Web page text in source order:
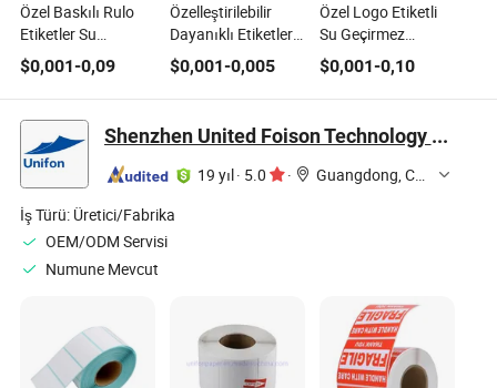
Özel Baskılı Rulo
Etiketler Su
Geçirmez Vinil
Çıkartmalar İçecek
Şişeleri için ISO FDA
CE RoHS Sertifikalı
Fabrika Direkt
Toptan
$0,001-0,09
Özelleştirilebilir
Dayanıklı Etiketler
Tanıtım Amaçları
ve Markalaşma için
$0,001-0,005
Özel Logo Etiketli
Su Geçirmez
Kozmetik Kavanoz
Etiketleri
$0,001-0,10
Shenzhen United Foison Technology Co., Ltd.
19 yıl · 5.0 ·
Guangdong, China
İş Türü: Üretici/Fabrika
OEM/ODM Servisi
Numune Mevcut